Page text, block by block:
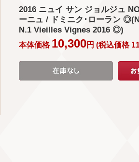
2016 ニュイ サン ジョルジュ
ーニュ / ドミニク･ローラン
N.1 Vieilles Vignes 2016 ◎)
本体価格 10,300円 (税込価格